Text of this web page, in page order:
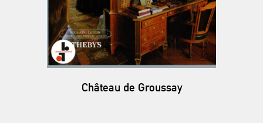
Château de Groussay